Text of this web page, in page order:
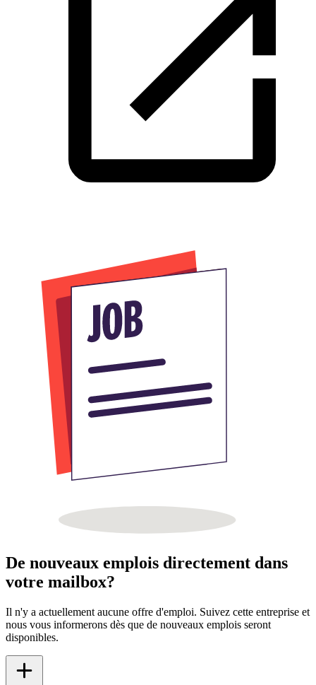
De nouveaux emplois directement dans
votre mailbox?
Il n'y a actuellement aucune offre d'emploi. Suivez cette entreprise et
nous vous informerons dès que de nouveaux emplois seront
disponibles.